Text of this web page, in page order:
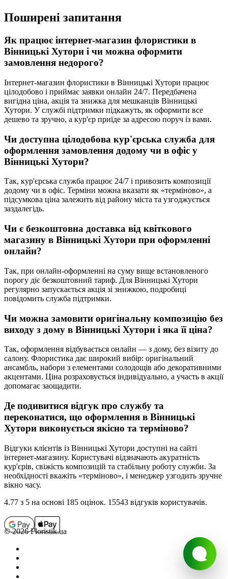
Поширені запитання
Як працює інтернет-магазин флористики в
Вінницькі Хутори і чи можна оформити
замовлення недорого?
Інтернет-магазин флористики в Вінницькі Хутори працює
цілодобово і приймає заявки онлайн 24/7. Передбачена
вигідна ціна, акція та знижка для мешканців Вінницькі
Хутори. У службі підтримки підкажуть, як оформити все
дешево та зручно, а кур'єр приїде за адресою поруч із вами.
Чи доступна цілодобова кур'єрська служба для
оформлення замовлення додому чи в офіс у
Вінницькі Хутори?
Так, кур'єрська служба працює 24/7 і привозить композиції
додому чи в офіс. Терміни можна вказати як «терміново», а
підсумкова ціна залежить від району міста та узгоджується
заздалегідь.
Чи є безкоштовна доставка від квіткового
магазину в Вінницькі Хутори при оформленні
онлайн?
Так, при онлайн-оформленні на суму вище встановленого
порогу діє безкоштовний тариф. Для Вінницькі Хутори
регулярно запускається акція зі знижкою, подробиці
повідомить служба підтримки.
Чи можна замовити оригінальну композицію без
виходу з дому в Вінницькі Хутори і яка її ціна?
Так, оформлення відбувається онлайн — з дому, без візиту до
салону. Флористика дає широкий вибір: оригінальний
ансамбль, набори з елементами солодощів або декоративними
акцентами. Ціна розраховується індивідуально, а участь в акції
допомагає заощадити.
Де подивитися відгук про службу та
переконатися, що оформлення в Вінницькі
Хутори виконується якісно та терміново?
Відгуки клієнтів із Вінницькі Хутори доступні на сайті
інтернет-магазину. Користувачі відзначають акуратність
кур'єрів, свіжість композицій та стабільну роботу служби. За
необхідності вкажіть «терміново», і менеджер узгодить зручне
вікно часу.
4.77 з 5 на основi 185 оцiнок. 15543 відгуків користувачiв.
© 2026 Floristik.ua